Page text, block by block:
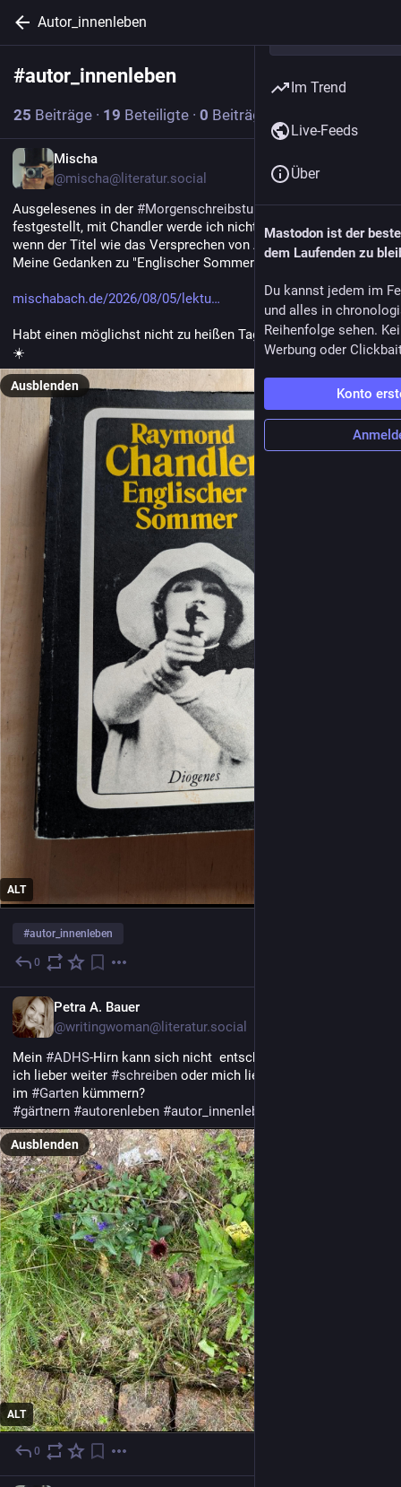
Autor_innenleben
#autor_innenleben
25 Beiträge · 19 Beteiligte · 0 Beiträge heute
Mischa
@mischa@literatur.social
Ausgelesenes in der #Morgenschreibstunde beschrieben und
festgestellt, mit Chandler werde ich nicht mal dann warm,
wenn der Titel wie das Versprechen von Abkühlung klingt.
Meine Gedanken zu "Englischer Sommer" gibt's nun hier:
mischabach.de/2026/08/05/lektu
Habt einen möglichst nicht zu heißen Tag, ihr alle da draußen!
☀️
ALT
Ausblenden
#autor_innenleben
0
Petra A. Bauer
@writingwoman@literatur.social
Mein #ADHS-Hirn kann sich nicht  entscheiden zwischen: „Soll
ich lieber weiter #schreiben oder mich lieber um das eine Beet
im #Garten kümmern?
#gärtnern #autorenleben #autor_innenleben
ALT
Ausblenden
0
Im Trend
Live-Feeds
Über
Mastodon ist der
dem Laufenden zu
Du kannst jedem im
und alles in
Reihenfolge sehen.
Werbung oder
Konto